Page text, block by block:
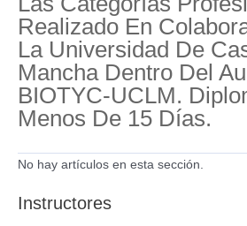
Realizado En
La Universidad De
Mancha Dentro Del
BIOTYC-UCLM.
Menos De 15 Días.
No hay artículos en esta sección.
Instructores